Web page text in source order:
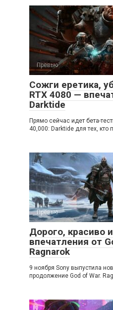
Превью
Сожги еретика,
RTX 4080 —
Darktide
Прямо сейчас идет бета-
40,000: Darktide для тех, кто
Превью
Дорого, красиво
впечатления от
Ragnarok
9 ноября Sony выпустила
продолжение God of War.